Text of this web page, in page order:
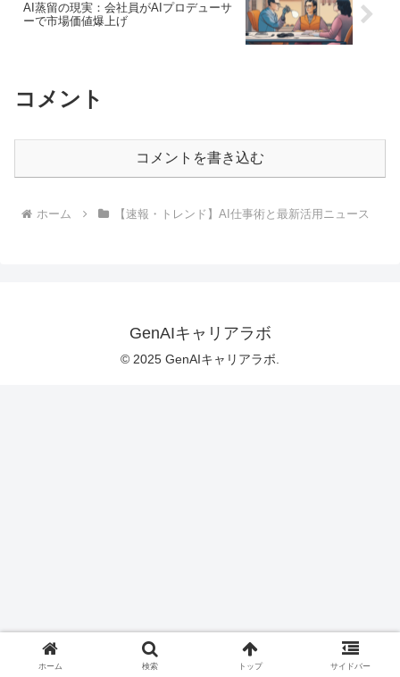
AI蒸留の現実：会社員がAIプロデューサ
ーで市場価値爆上げ
コメント
コメントを書き込む
ホーム 【速報・トレンド】AI仕事術と最新活用ニュース
GenAIキャリアラボ
© 2025 GenAIキャリアラボ.
ホーム 検索 トップ サイドバー